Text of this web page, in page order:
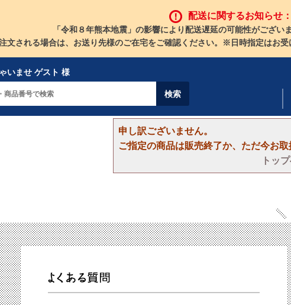
配送に関するお知らせ：
「令和８年熊本地震」の影響により配送遅延の可能性がござい
文される場合は、お送り先様のご在宅をご確認ください。※日時指定はお
いませ ゲスト 様
申し訳ございません。
ご指定の商品は販売終了か、ただ今お取
トッ